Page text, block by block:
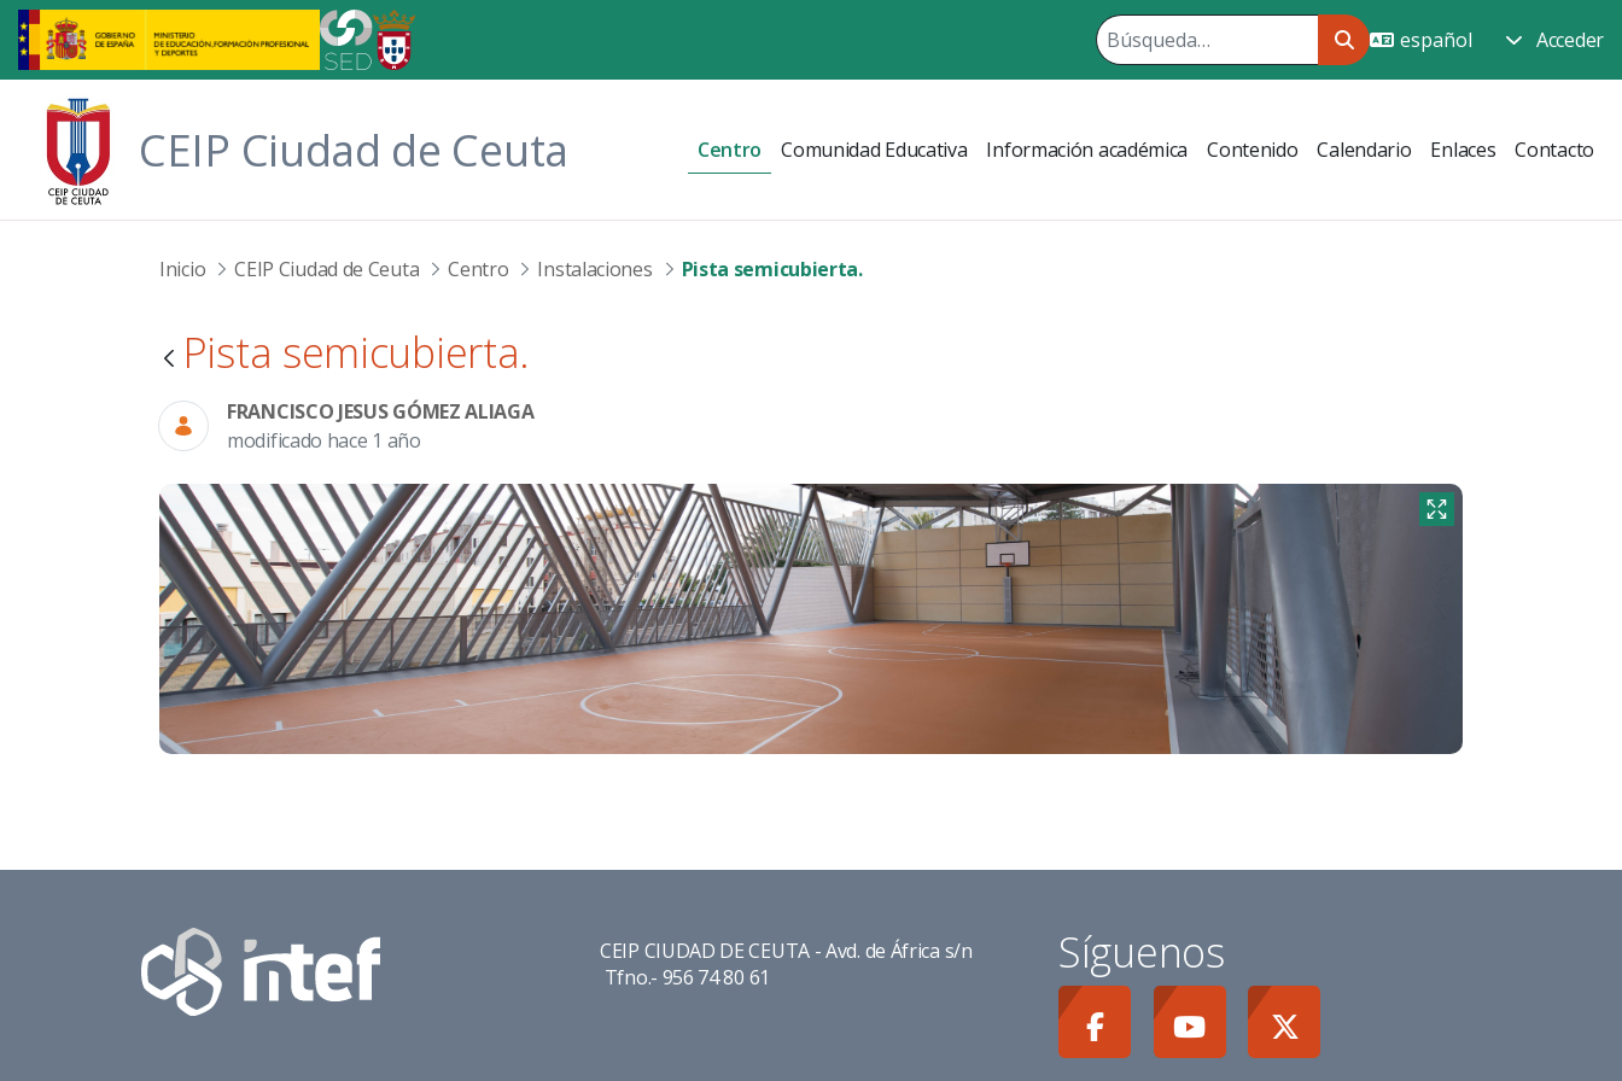
Saltar al contenido principal
Acceder
CEIP Ciudad de Ceuta Centro Comunidad Educativa Información académica Contenido Calendario Enlaces Contacto
Inicio CEIP Ciudad de Ceuta Centro Instalaciones Pista semicubierta.
Pista semicubierta.
FRANCISCO JESUS GÓMEZ ALIAGA
modificado hace 1 año
CEIP CIUDAD DE CEUTA - Avd. de África s/n
Tfno.- 956 74 80 61
Síguenos